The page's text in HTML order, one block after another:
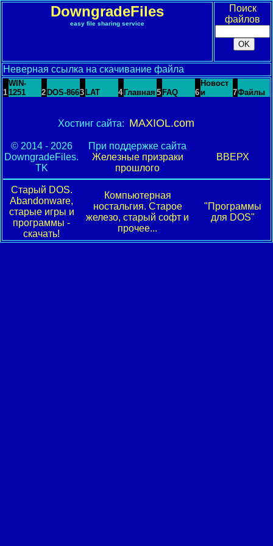
DowngradeFiles
easy file sharing service
Поиск
файлов
Неверная ссылка на скачивание файла
1
WIN-
1251
2 DOS-8663 LAT 4 Главная 5 FAQ 6
Новост
и
7Файлы
Хостинг сайта: MAXIOL.com
© 2014 - 2026
DowngradeFiles.
TK
При поддержке сайта
Железные призраки
прошлого
ВВЕРХ
Старый DOS.
Abandonware,
старые игры и
программы -
скачать!
Компьютерная
ностальгия. Старое
железо, старый софт и
прочее...
"Программы
для DOS"